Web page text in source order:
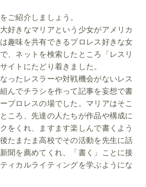
ご紹介しましょう。
好きなマリアという少女がアメリカ
趣味を共有できるプロレス好きな女
、ネットを検索したところ「レスリ
イトにたどり着きました。
ったレスラーや対戦機会がないレス
んでチラシを作って記事を妄想で書
プロレスの場でした。マリアはそこ
ころ、先達の人たちが作品や構成に
をくれ、ますます楽しんで書くよう
たまたま高校でその活動を先生に話
聞を薦めてくれ、「書く」ことに接
ィカルライティングを学ぶようにな